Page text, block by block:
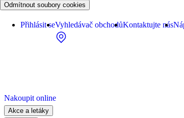
Odmítnout soubory cookies
Přihlásit seVyhledávač obchodůKontaktujte nás
Nakoupit online
Akce a letáky